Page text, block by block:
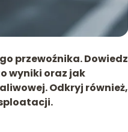
przewoźnika. Dowiedz
wyniki oraz jak
Odkryj również,